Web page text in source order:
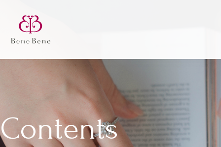
Contents